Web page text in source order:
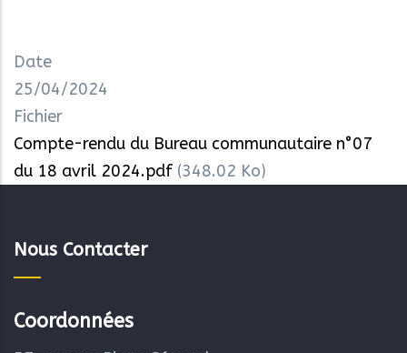
Date
25/04/2024
Fichier
Compte-rendu du Bureau communautaire n°07
du 18 avril 2024.pdf (348.02 Ko)
Nous Contacter
Coordonnées